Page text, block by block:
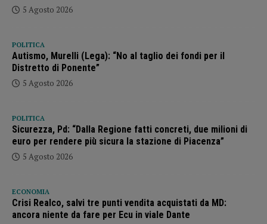
5 Agosto 2026
POLITICA
Autismo, Murelli (Lega): “No al taglio dei fondi per il
Distretto di Ponente”
5 Agosto 2026
POLITICA
Sicurezza, Pd: “Dalla Regione fatti concreti, due milioni di
euro per rendere più sicura la stazione di Piacenza”
5 Agosto 2026
ECONOMIA
Crisi Realco, salvi tre punti vendita acquistati da MD:
ancora niente da fare per Ecu in viale Dante